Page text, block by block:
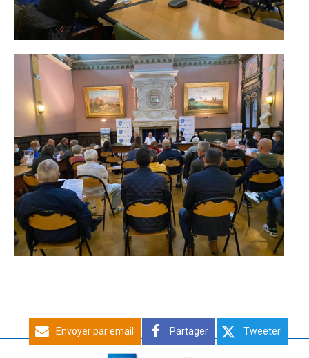
Envoyer par email Partager Tweeter